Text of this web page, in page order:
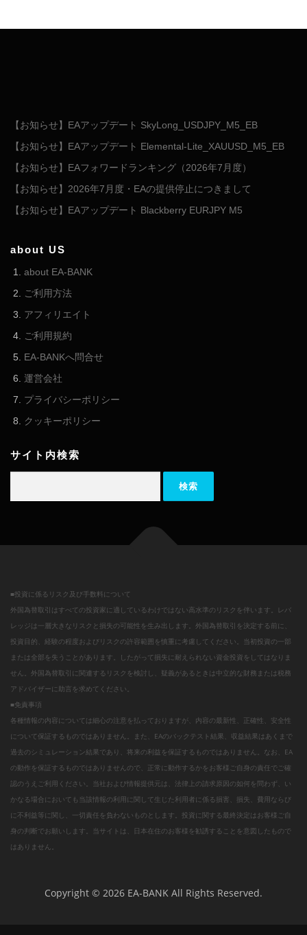
【お知らせ】EAアップデート SkyLong_USDJPY_M5_EB
【お知らせ】EAアップデート Elemental-Lite_XAUUSD_M5_EB
【お知らせ】EAフォワードランキング（2026年7月度）
【お知らせ】2026年7月度・EAの提供停止につきまして
【お知らせ】EAアップデート Blackberry EURJPY M5
about US
about EA-BANK
ご利用方法
アフィリエイト
ご利用規約
EA-BANKへ問合せ
運営会社
プライバシーポリシー
クッキーポリシー
サイト内検索
■投資に係るリスク及び手数料について
外国為替取引はすべての投資家に適しているわけではない高水準のリスクを伴います。レバ
レッジは一層大きなリスクと損失の可能性を生み出します。外国為替取引を決定する前に、
投資目的、経験の程度およびリスクの許容範囲を慎重に考慮してください。当初投資の一部
または全部を失うことがあります。したがって損失に耐えられない資金投資をしてはなりま
せん。外国為替取引に関連するリスクを検討し、疑義があるときは中立的な財務または税務
アドバイザーに助言を求めてください。
■免責事項
各種情報の内容については細心の注意を払っておりますが、内容の最新性、正確性、安全性
について保証するものではありません。また、EAのバックテスト結果、収益結果はあくまで
過去のシミュレーション結果であり、将来の利益を保証するものではありません。なお、EA
の動作を保証するものではありませんので、正常に動作するかをお客様ご自身の責任でご確
認のうえご利用ください。当社および情報提供元は、法律上の請求原因の如何を問わず、い
かなる場合においても当該情報の利用に関して生じた利用者に係る損害、損失、費用ならび
に不利益等に関し、一切責任を負わないものとします。投資に関する最終決定はお客様ご自
身の判断でお願いします。当サイトは、日本在住のお客様を勧誘することを意図したもので
はありません。
Copyright © 2026 EA-BANK All Rights Reserved.